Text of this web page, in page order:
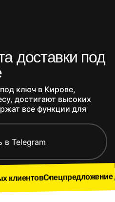
доставки под
ключ в Кирове,
достигают высоких
все функции для
в Telegram
Спецпредложение для новых